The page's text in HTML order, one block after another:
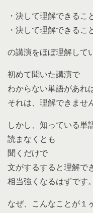
・決して理解できるこ
・決して理解できるこ
の講演をほぼ理解して
初めて聞いた講演で
わからない単語があれ
それは、理解できませ
しかし、知っている単
読まなくとも
聞くだけで
文がするすると理解で
相当強くなるはずです。
なぜ、こんなことが１